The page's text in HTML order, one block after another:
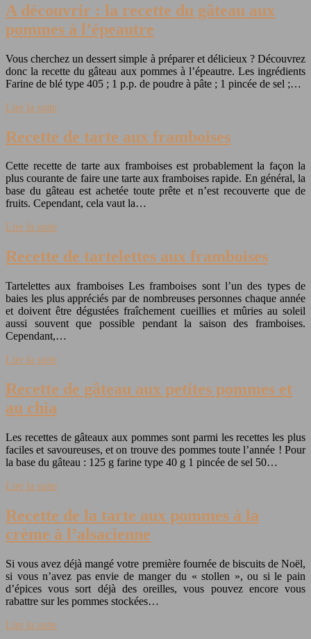
A découvrir : la recette du gâteau aux
pommes à l’épeautre
Vous cherchez un dessert simple à préparer et délicieux ? Découvrez
donc la recette du gâteau aux pommes à l’épeautre. Les ingrédients
Farine de blé type 405 ; 1 p.p. de poudre à pâte ; 1 pincée de sel ;…
Lire la suite
Recette de tarte aux framboises
Cette recette de tarte aux framboises est probablement la façon la
plus courante de faire une tarte aux framboises rapide. En général, la
base du gâteau est achetée toute prête et n’est recouverte que de
fruits. Cependant, cela vaut la…
Lire la suite
Recette de tartelettes aux framboises
Tartelettes aux framboises Les framboises sont l’un des types de
baies les plus appréciés par de nombreuses personnes chaque année
et doivent être dégustées fraîchement cueillies et mûries au soleil
aussi souvent que possible pendant la saison des framboises.
Cependant,…
Lire la suite
Recette de gâteau aux petites pommes et
au chia
Les recettes de gâteaux aux pommes sont parmi les recettes les plus
faciles et savoureuses, et on trouve des pommes toute l’année ! Pour
la base du gâteau : 125 g farine type 40 g 1 pincée de sel 50…
Lire la suite
Recette de la tarte aux pommes à la
crème à l’alsacienne
Si vous avez déjà mangé votre première fournée de biscuits de Noël,
si vous n’avez pas envie de manger du « stollen », ou si le pain
d’épices vous sort déjà des oreilles, vous pouvez encore vous
rabattre sur les pommes stockées…
Lire la suite